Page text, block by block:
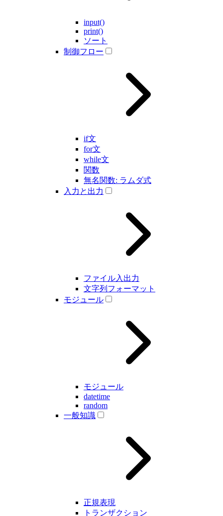
input()
print()
ソート
制御フロー
if文
for文
while文
関数
無名関数: ラムダ式
入力と出力
ファイル入出力
文字列フォーマット
モジュール
モジュール
datetime
random
一般知識
正規表現
トランザクション